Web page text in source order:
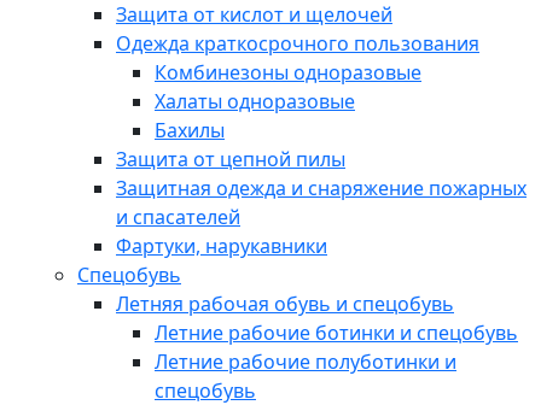
Защита от кислот и щелочей
Одежда краткосрочного пользования
Комбинезоны одноразовые
Халаты одноразовые
Бахилы
Защита от цепной пилы
Защитная одежда и снаряжение пожарных
и спасателей
Фартуки, нарукавники
Спецобувь
Летняя рабочая обувь и спецобувь
Летние рабочие ботинки и спецобувь
Летние рабочие полуботинки и
спецобувь